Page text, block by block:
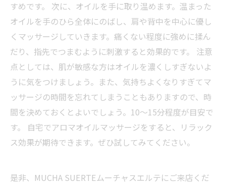
すめです。 次に、オイルを手に取り温めます。温まった
オイルを手のひら全体にのばし、肩や背中を中心に優し
くマッサージしていきます。痛くない程度に強めに揉ん
だり、指先でつまむように刺激すると効果的です。 注意
点としては、肌が敏感な方はオイルを濃くしすぎないよ
うに気をつけましょう。また、気持ちよくなりすぎてマ
ッサージの時間を忘れてしまうこともありますので、時
間を決めておくとよいでしょう。10～15分程度が目安で
す。 自宅でアロマオイルマッサージをすると、リラック
ス効果が期待できます。ぜひ試してみてください。
是非、MUCHA SUERTEムーチャスエルテにご来店くだ